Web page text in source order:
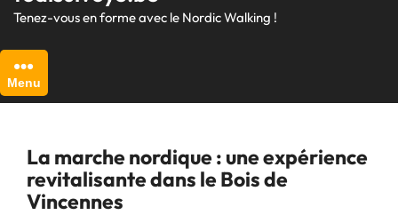
Tenez-vous en forme avec le Nordic Walking !
Menu
La marche nordique : une expérience
revitalisante dans le Bois de
Vincennes